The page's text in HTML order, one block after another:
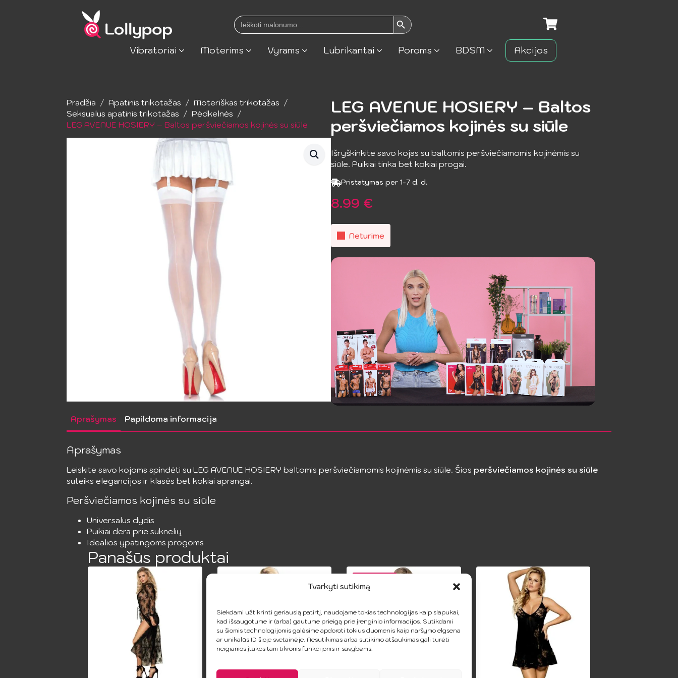
Tvarkyti sutikimą
Siekdami užtikrinti geriausią patirtį, naudojame tokias technologijas kaip slapukai,
kad išsaugotume ir (arba) gautume prieigą prie įrenginio informacijos. Sutikdami
su šiomis technologijomis galėsime apdoroti tokius duomenis kaip naršymo elgsena
ar unikalūs ID šioje svetainėje. Nesutikimas arba sutikimo atšaukimas gali turėti
neigiamos įtakos tam tikroms funkcijoms ir savybėms.
Search
for:
Search Button
Vibratoriai Moterims Vyrams Lubrikantai Poroms BDSM Akcijos
Pradžia Apatinis trikotažas
Moteriškas trikotažas
Seksualus apatinis trikotažas
Pėdkelnės
LEG AVENUE HOSIERY – Baltos peršviečiamos kojinės su siūle
LEG AVENUE HOSIERY – Baltos
peršviečiamos kojinės su siūle
Išryškinkite savo kojas su baltomis peršviečiamomis kojinėmis su
siūle. Puikiai tinka bet kokiai progai.
Pristatymas per 1-7 d. d.
8.99 €
Neturime
Aprašymas Papildoma informacija
Aprašymas
Leiskite savo kojoms spindėti su LEG AVENUE HOSIERY baltomis peršviečiamomis kojinėmis su siūle. Šios peršviečiamos kojinės su siūle
suteiks elegancijos ir klasės bet kokiai aprangai.
Peršviečiamos kojinės su siūle
Universalus dydis
Puikiai dera prie suknelių
Idealios ypatingoms progoms
Panašūs produktai